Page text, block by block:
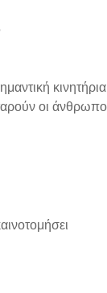
οι